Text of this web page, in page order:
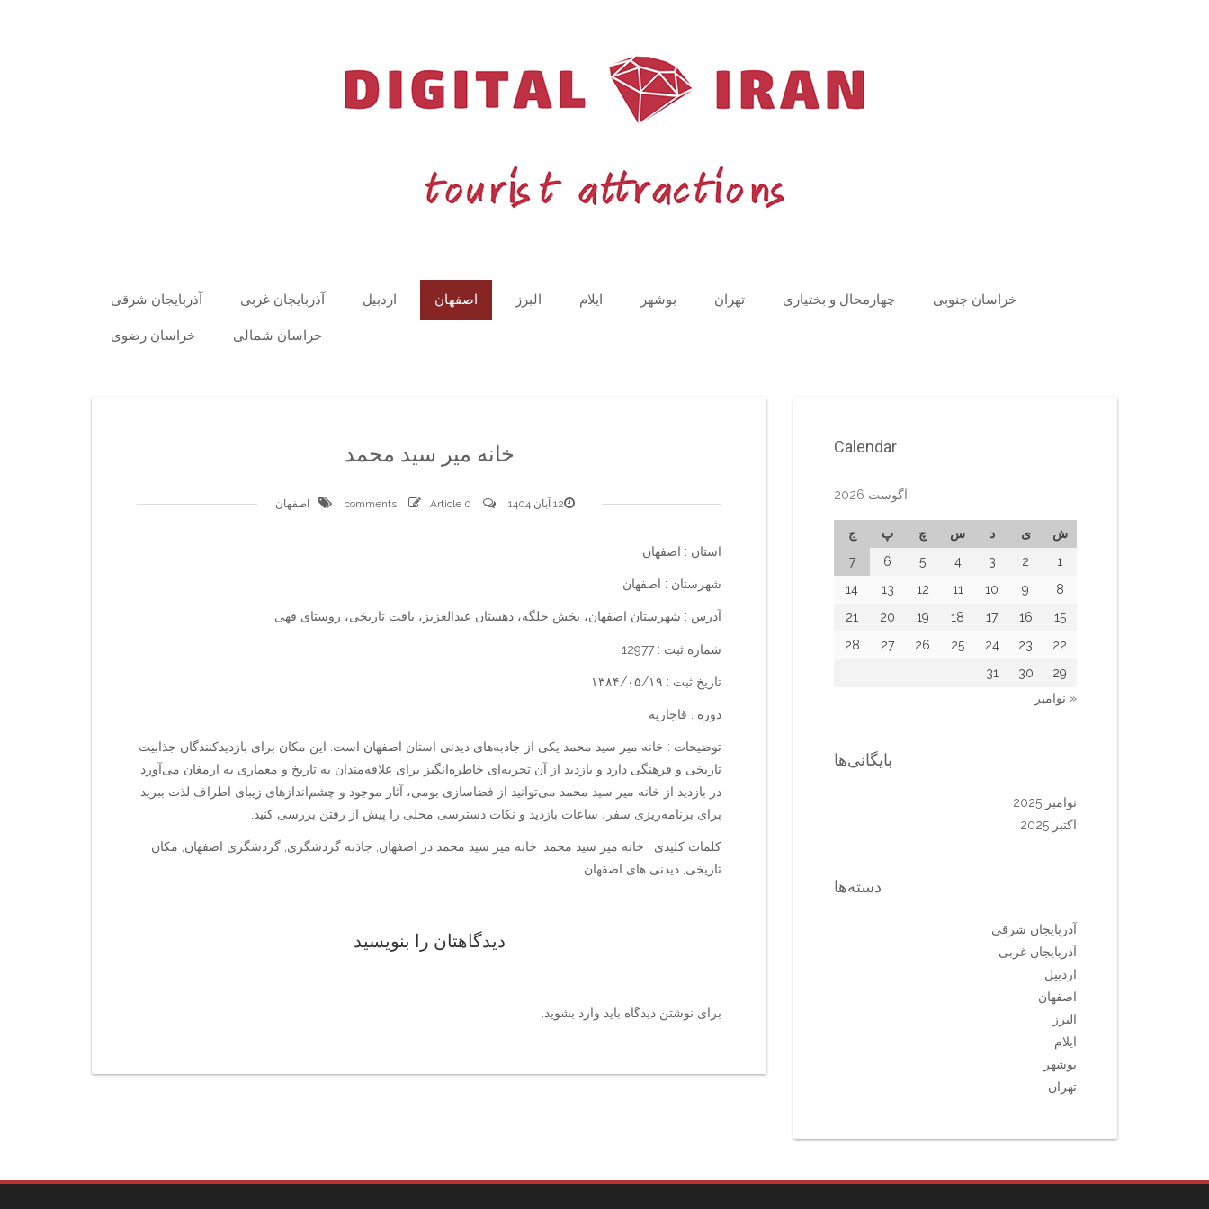
آذربایجان شرقی آذربایجان غربی اردبیل اصفهان البرز ایلام بوشهر تهران چهارمحال و بختیاری خراسان جنوبی
خراسان رضوی خراسان شمالی
خانه میر سید محمد
12 آبان 1404 0 comments
Article اصفهان
استان : اصفهان
شهرستان : اصفهان
آدرس : شهرستان اصفهان، بخش جلگه، دهستان عبدالعزیز، بافت تاریخی، روستای قهی
شماره ثبت : 12977
تاریخ ثبت : ۱۳۸۴/۰۵/۱۹
دوره : قاجاریه
توضیحات : خانه میر سید محمد یکی از جاذبه‌های دیدنی استان اصفهان است. این مکان برای بازدیدکنندگان جذابیت
تاریخی و فرهنگی دارد و بازدید از آن تجربه‌ای خاطره‌انگیز برای علاقه‌مندان به تاریخ و معماری به ارمغان می‌آورد.
در بازدید از خانه میر سید محمد می‌توانید از فضاسازی بومی، آثار موجود و چشم‌اندازهای زیبای اطراف لذت ببرید.
برای برنامه‌ریزی سفر، ساعات بازدید و نکات دسترسی محلی را پیش از رفتن بررسی کنید.
کلمات کلیدی : خانه میر سید محمد, خانه میر سید محمد در اصفهان, جاذبه گردشگری, گردشگری اصفهان, مکان
تاریخی, دیدنی های اصفهان
دیدگاهتان را بنویسید
برای نوشتن دیدگاه باید وارد بشوید.
Calendar
آگوست 2026
ش ی د س چ پ
ج
1
2
3
4
5
6
7
8
9
10
11
12
13
14
15
16
17
18
19
20
21
22
23
24
25
26
27
28
29
30
31
« نوامبر
بایگانی‌ها
نوامبر 2025
اکتبر 2025
دسته‌ها
آذربایجان شرقی
آذربایجان غربی
اردبیل
اصفهان
البرز
ایلام
بوشهر
تهران